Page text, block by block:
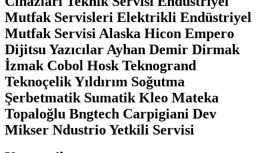
Mutfak Servisleri Elektrikli Endüstriyel
Mutfak Servisi Alaska Hicon Empero
Dijitsu Yazıcılar Ayhan Demir Dirmak
İzmak Cobol Hosk Teknogrand
Teknoçelik Yıldırım Soğutma
Şerbetmatik Sumatik Kleo Mateka
Topaloğlu Bngtech Carpigiani Dev
Mikser Ndustrio Yetkili Servisi